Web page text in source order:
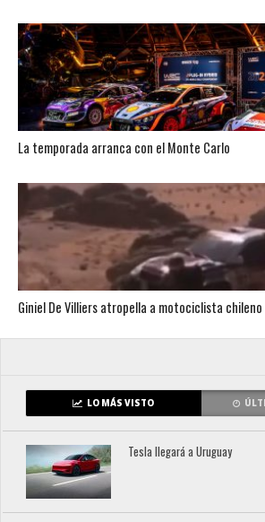
La temporada arranca con el Monte Carlo
Giniel De Villiers atropella a motociclista chileno
LO MÁS VISTO
Tesla llegará a Uruguay